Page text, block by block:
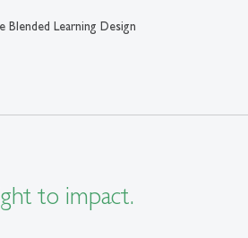
Blended Learning Design
to impact.